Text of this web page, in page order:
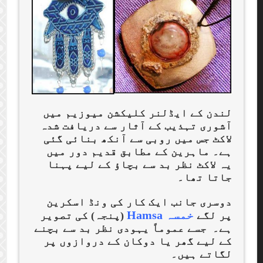
لندن کے ایڈلنر کلیکشن میوزیم میں
آشوری تہذیب کے آثار سے دریافت شدہ
لاکٹ جس میں روبی سے آنکھ بنائی گئی
ہے۔ ماہرین کے مطابق قدیم دور میں
یہ لاکٹ نظر بد سے بچاؤ کے لیے پہنا
جاتا تھا۔
دوسری جانب ایک کار کی ونڈ اسکرین
پر لگے خمسہ Hamsa (پنجہ) کی تصویر
ہے۔
جسے عموماً یہودی نظر بد سے بچنے
کے لیے گھر یا دوکان کے دروازوں پر
لگاتے ہیں۔